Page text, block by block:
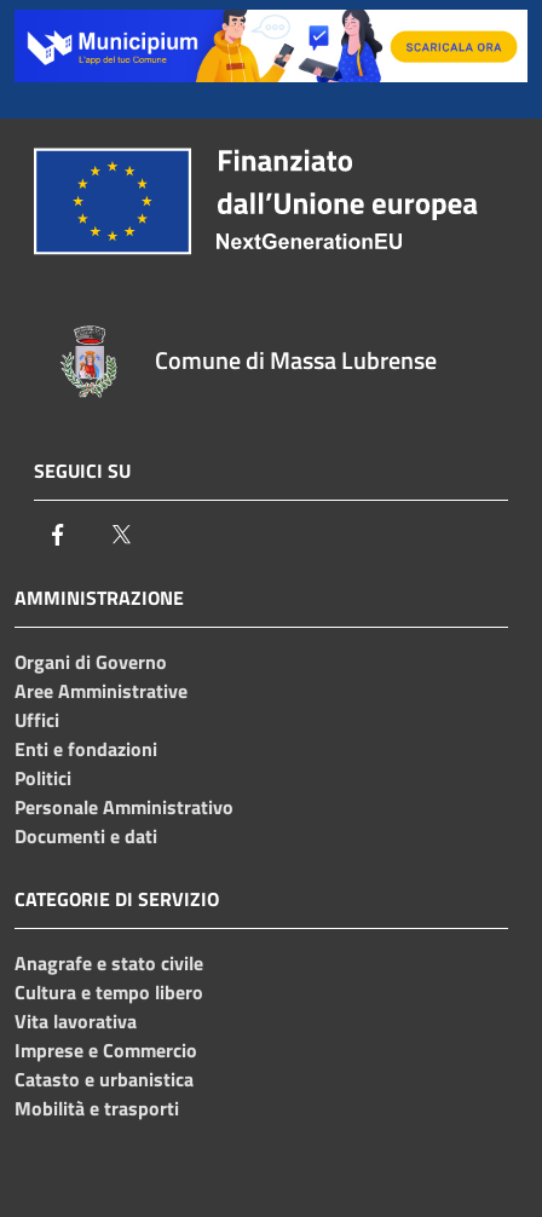
Comune di Massa Lubrense
SEGUICI SU
Facebook
AMMINISTRAZIONE
Organi di Governo
Aree Amministrative
Uffici
Enti e fondazioni
Politici
Personale Amministrativo
Documenti e dati
CATEGORIE DI SERVIZIO
Anagrafe e stato civile
Cultura e tempo libero
Vita lavorativa
Imprese e Commercio
Catasto e urbanistica
Mobilità e trasporti